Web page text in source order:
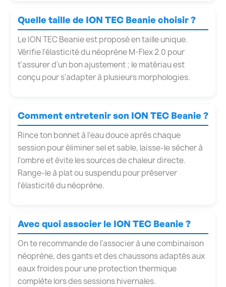
Quelle taille de ION TEC Beanie choisir ?
Le ION TEC Beanie est proposé en taille unique.
Vérifie l'élasticité du néoprène M-Flex 2.0 pour
t'assurer d'un bon ajustement ; le matériau est
conçu pour s'adapter à plusieurs morphologies.
Comment entretenir son ION TEC Beanie ?
Rince ton bonnet à l'eau douce après chaque
session pour éliminer sel et sable, laisse-le sécher à
l'ombre et évite les sources de chaleur directe.
Range-le à plat ou suspendu pour préserver
l'élasticité du néoprène.
Avec quoi associer le ION TEC Beanie ?
On te recommande de l'associer à une combinaison
néoprène, des gants et des chaussons adaptés aux
eaux froides pour une protection thermique
complète lors des sessions hivernales.